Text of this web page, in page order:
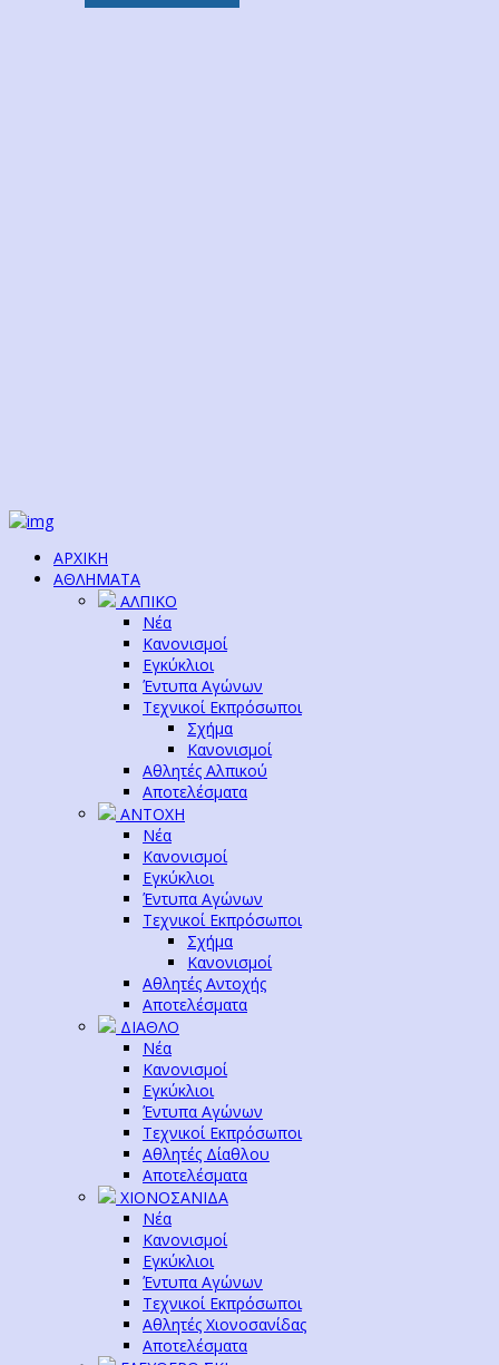
ΑΡΧΙΚΗ
ΑΘΛΗΜΑΤΑ
ΑΛΠΙΚΟ
Νέα
Κανονισμοί
Εγκύκλιοι
Έντυπα Αγώνων
Τεχνικοί Εκπρόσωποι
Σχήμα
Κανονισμοί
Αθλητές Αλπικού
Αποτελέσματα
ΑΝΤΟΧΗ
Νέα
Κανονισμοί
Εγκύκλιοι
Έντυπα Αγώνων
Τεχνικοί Εκπρόσωποι
Σχήμα
Κανονισμοί
Αθλητές Αντοχής
Αποτελέσματα
ΔΙΑΘΛΟ
Νέα
Κανονισμοί
Εγκύκλιοι
Έντυπα Αγώνων
Τεχνικοί Εκπρόσωποι
Αθλητές Δίαθλου
Αποτελέσματα
ΧΙΟΝΟΣΑΝΙΔΑ
Νέα
Κανονισμοί
Εγκύκλιοι
Έντυπα Αγώνων
Τεχνικοί Εκπρόσωποι
Αθλητές Χιονοσανίδας
Αποτελέσματα